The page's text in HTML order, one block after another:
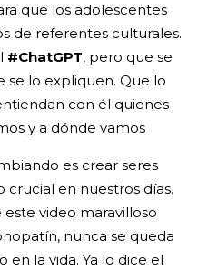
que los adolescentes
de referentes culturales.
#ChatGPT, pero que se
se lo expliquen. Que lo
con él quienes
y a dónde vamos
es crear seres
crucial en nuestros días.
video maravilloso
nunca se queda
en la vida. Ya lo dice el